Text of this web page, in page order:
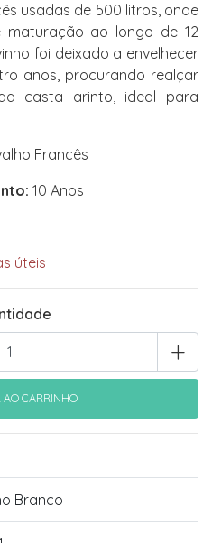
usadas de 500 litros, onde
ao longo de 12
foi deixado a envelhecer
anos, procurando realçar
casta arinto, ideal para
Francês
10 Anos
úteis
+
Branco